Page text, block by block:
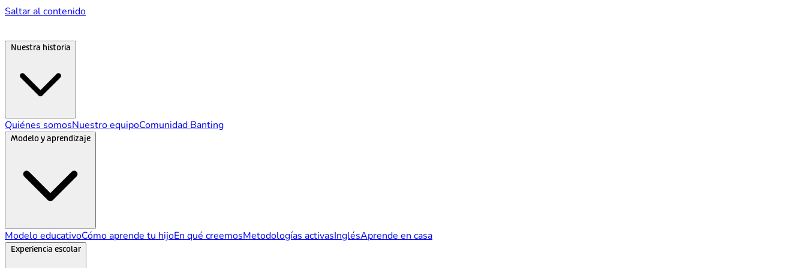
Saltar al contenido
Quiénes somosNuestro equipoComunidad Banting
Modelo y aprendizaje
Modelo educativoCómo aprende tu hijoEn qué creemosMetodologías activasInglésAprende en casa
Experiencia escolar